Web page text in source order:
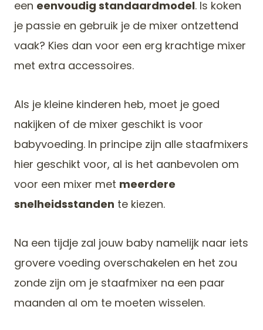
een eenvoudig standaardmodel. Is koken
je passie en gebruik je de mixer ontzettend
vaak? Kies dan voor een erg krachtige mixer
met extra accessoires.
Als je kleine kinderen heb, moet je goed
nakijken of de mixer geschikt is voor
babyvoeding. In principe zijn alle staafmixers
hier geschikt voor, al is het aanbevolen om
voor een mixer met meerdere
snelheidsstanden te kiezen.
Na een tijdje zal jouw baby namelijk naar iets
grovere voeding overschakelen en het zou
zonde zijn om je staafmixer na een paar
maanden al om te moeten wisselen.